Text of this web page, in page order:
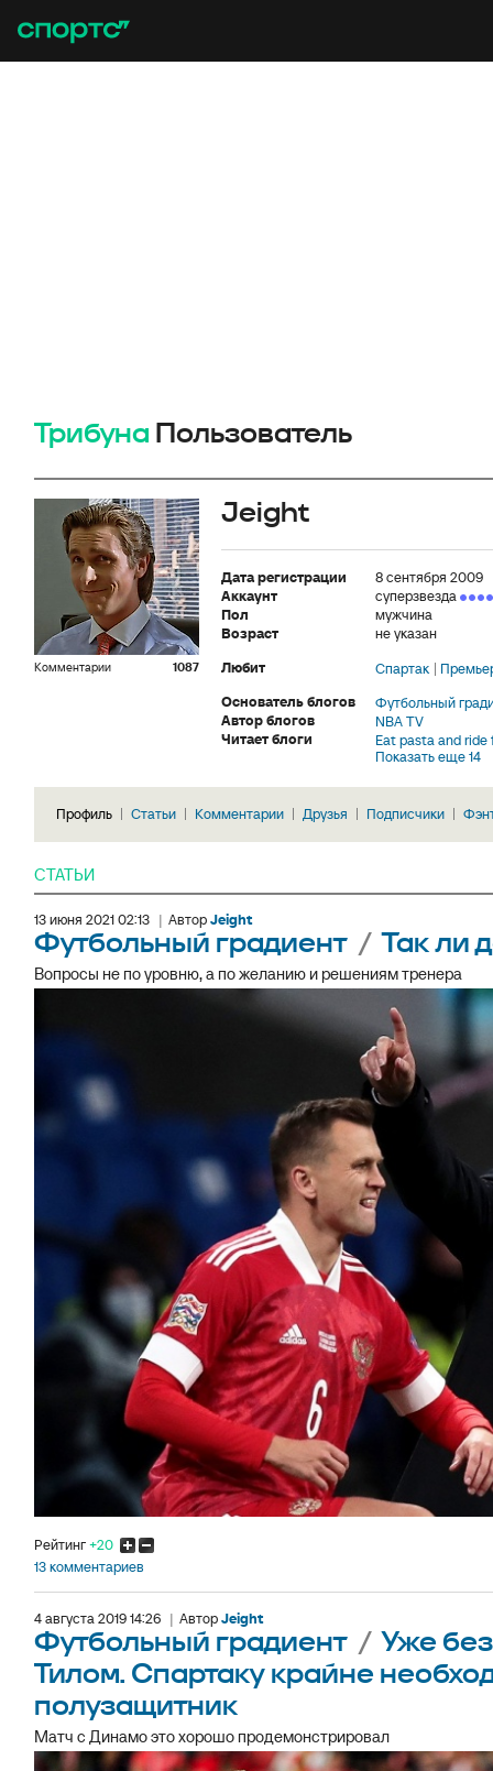
Трибуна Пользователь
Комментарии 1087
Jeight
Дата регистрации
8 сентября 2009
Аккаунт
суперзвезда
Пол
мужчина
Возраст
не указан
Любит
Спартак
Основатель блогов
Футбольный
Автор блогов
NBA TV
Читает блоги
Eat pasta and ride
Показать еще 14
Профиль Статьи Комментарии Друзья Подписчики
СТАТЬИ
13 июня 2021 02:13 | АвторJeight
Футбольный градиент / Так ли
Вопросы не по уровню, а по желанию и решениям тренера
Рейтинг+20
13 комментариев
4 августа 2019 14:26 | АвторJeight
Футбольный градиент / Уже
Тилом. Спартаку крайне
полузащитник
Матч с Динамо это хорошо продемонстрировал